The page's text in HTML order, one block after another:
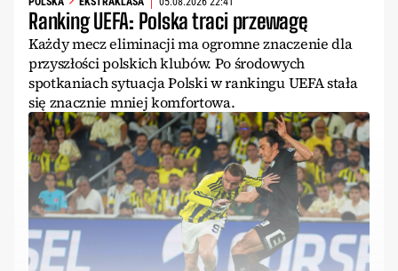
Ranking UEFA: Polska traci przewagę
Każdy mecz eliminacji ma ogromne znaczenie dla
przyszłości polskich klubów. Po środowych
spotkaniach sytuacja Polski w rankingu UEFA stała
się znacznie mniej komfortowa.